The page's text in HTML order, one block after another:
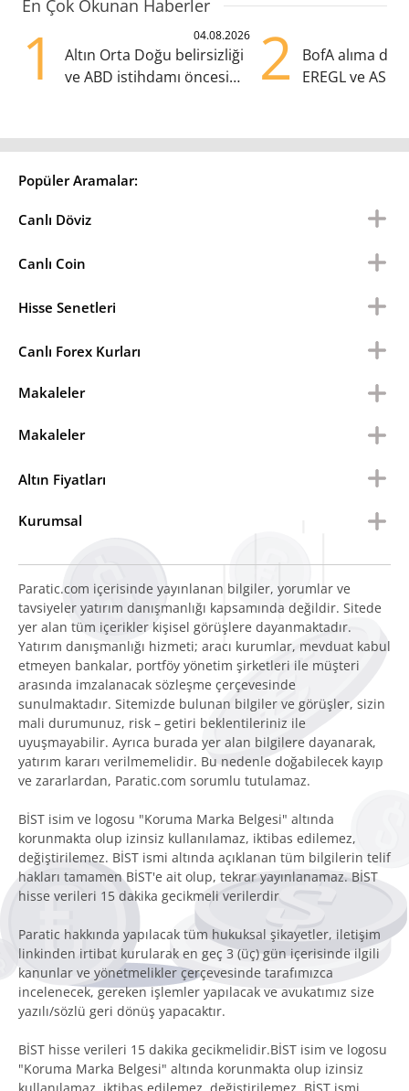
En Çok Okunan Haberler
1 04.08.2026
Altın Orta Doğu belirsizliği
ve ABD istihdamı öncesi
2
BofA alıma
EREGL ve
Popüler Aramalar:
Canlı Döviz
Canlı Coin
Hisse Senetleri
Canlı Forex Kurları
Makaleler
Makaleler
Altın Fiyatları
Kurumsal
Paratic.com içerisinde yayınlanan bilgiler, yorumlar ve
tavsiyeler yatırım danışmanlığı kapsamında değildir. Sitede
yer alan tüm içerikler kişisel görüşlere dayanmaktadır.
Yatırım danışmanlığı hizmeti; aracı kurumlar, mevduat kabul
etmeyen bankalar, portföy yönetim şirketleri ile müşteri
arasında imzalanacak sözleşme çerçevesinde
sunulmaktadır. Sitemizde bulunan bilgiler ve görüşler, sizin
mali durumunuz, risk – getiri beklentileriniz ile
uyuşmayabilir. Ayrıca burada yer alan bilgilere dayanarak,
yatırım kararı verilmemelidir. Bu nedenle doğabilecek kayıp
ve zararlardan, Paratic.com sorumlu tutulamaz.
BİST isim ve logosu "Koruma Marka Belgesi" altında
korunmakta olup izinsiz kullanılamaz, iktibas edilemez,
değiştirilemez. BİST ismi altında açıklanan tüm bilgilerin telif
hakları tamamen BİST'e ait olup, tekrar yayınlanamaz. BİST
hisse verileri 15 dakika gecikmeli verilerdir
Paratic hakkında yapılacak tüm hukuksal şikayetler, iletişim
linkinden irtibat kurularak en geç 3 (üç) gün içerisinde ilgili
kanunlar ve yönetmelikler çerçevesinde tarafımızca
incelenecek, gereken işlemler yapılacak ve avukatımız size
yazılı/sözlü geri dönüş yapacaktır.
BİST hisse verileri 15 dakika gecikmelidir.BİST isim ve logosu
"Koruma Marka Belgesi" altında korunmakta olup izinsiz